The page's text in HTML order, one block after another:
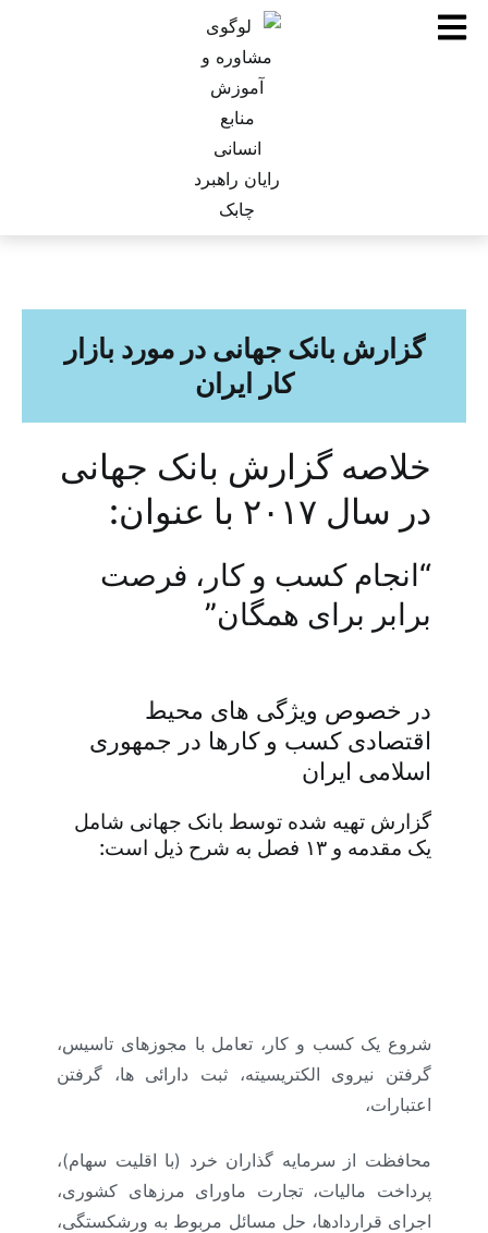
گزارش بانک جهانی در مورد بازار
کار ایران
خلاصه گزارش بانک جهانی
در سال ۲۰۱۷ با عنوان:
“انجام کسب و کار، فرصت
برابر برای همگان”
در خصوص ویژگی های محیط
اقتصادی کسب و کارها در جمهوری
اسلامی ایران
گزارش تهیه شده توسط بانک جهانی شامل
یک مقدمه و ۱۳ فصل به شرح ذیل است:
شروع یک کسب و کار، تعامل با مجوزهای تاسیس،
گرفتن نیروی الکتریسیته، ثبت دارائی ها، گرفتن
اعتبارات،
محافظت از سرمایه گذاران خرد (با اقلیت سهام)،
پرداخت مالیات، تجارت ماورای مرزهای کشوری،
اجرای قراردادها، حل مسائل مربوط به ورشکستگی،